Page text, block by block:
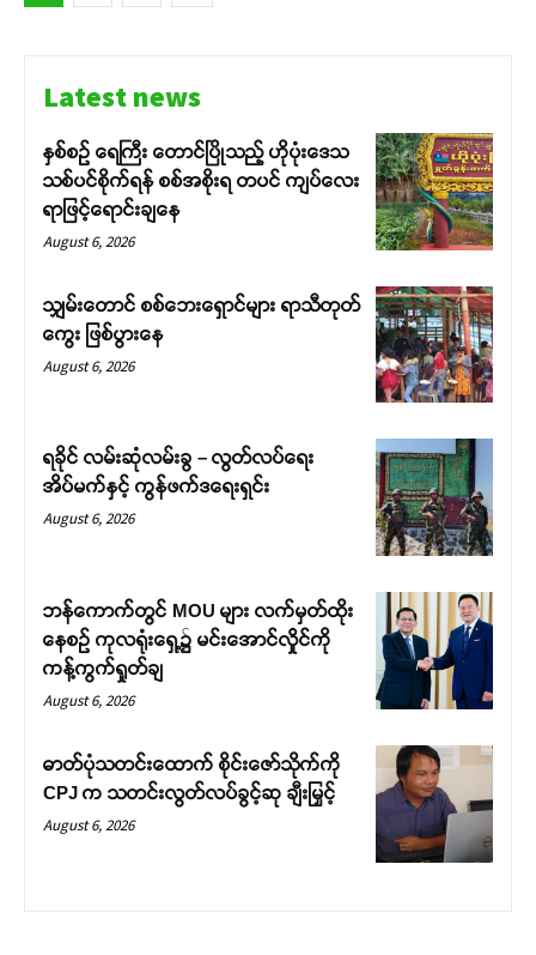
Latest news
နှစ်စဉ် ရေကြီး တောင်ပြိုသည့် ဟိုပုံးဒေသ
သစ်ပင်စိုက်ရန် စစ်အစိုးရ တပင် ကျပ်လေး
ရာဖြင့်ရောင်းချနေ
August 6, 2026
သျှမ်းတောင် စစ်ဘေးရှောင်များ ရာသီတုတ်
ကွေး ဖြစ်ပွားနေ
August 6, 2026
ရခိုင် လမ်းဆုံလမ်းခွ – လွတ်လပ်ရေး
အိပ်မက်နှင့် ကွန်ဖက်ဒရေးရှင်း
August 6, 2026
ဘန်ကောက်တွင် MOU များ လက်မှတ်ထိုး
နေစဉ် ကုလရုံးရှေ့၌ မင်းအောင်လှိုင်ကို
ကန့်ကွက်ရှုတ်ချ
August 6, 2026
ဓာတ်ပုံသတင်းထောက် စိုင်းဇော်သိုက်ကို
CPJ က သတင်းလွတ်လပ်ခွင့်ဆု ချီးမြှင့်
August 6, 2026